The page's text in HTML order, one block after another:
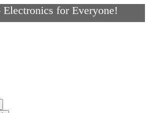
for Everyone!